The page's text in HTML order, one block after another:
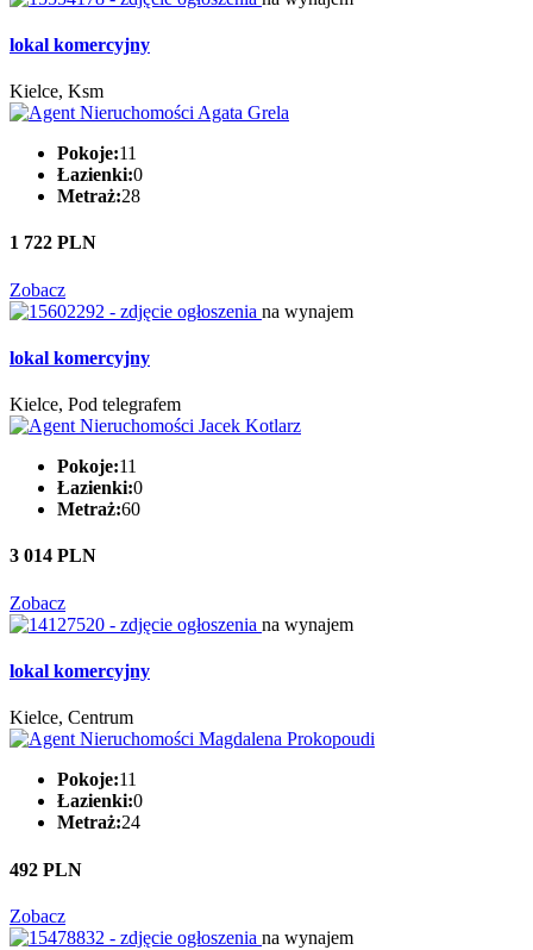
lokal komercyjny
Kielce, Ksm
Pokoje:11
Łazienki:0
Metraż:28
1 722 PLN
Zobacz
na wynajem
lokal komercyjny
Kielce, Pod telegrafem
Pokoje:11
Łazienki:0
Metraż:60
3 014 PLN
Zobacz
na wynajem
lokal komercyjny
Kielce, Centrum
Pokoje:11
Łazienki:0
Metraż:24
492 PLN
Zobacz
na wynajem